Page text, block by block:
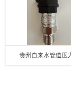
贵州自来水管道压